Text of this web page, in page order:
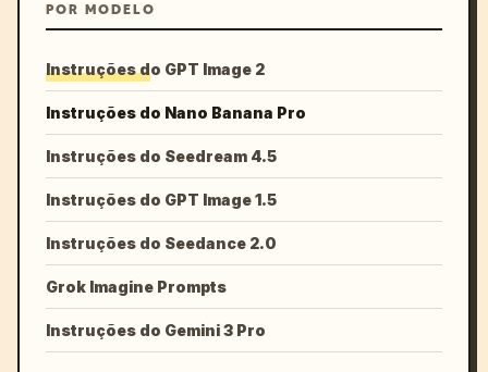
POR MODELO
Instruções do GPT Image 2
Instruções do Nano Banana Pro
Instruções do Seedream 4.5
Instruções do GPT Image 1.5
Instruções do Seedance 2.0
Grok Imagine Prompts
Instruções do Gemini 3 Pro